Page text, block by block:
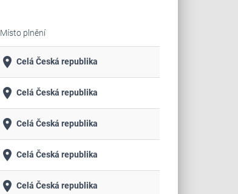
Místo plnění
place Celá Česká republika
place Celá Česká republika
place Celá Česká republika
place Celá Česká republika
place Celá Česká republika